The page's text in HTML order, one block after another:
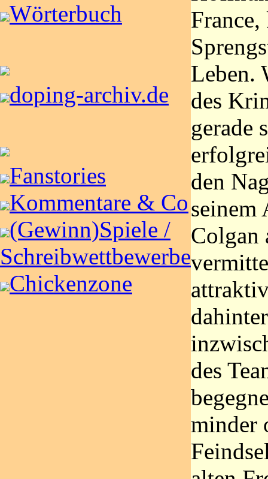
Wörterbuch
doping-archiv.de
Fanstories
Kommentare & Co
(Gewinn)Spiele /
Schreibwettbewerbe
Chickenzone
Leben.
des
gerade
den
seinem
Colgan
des
minder